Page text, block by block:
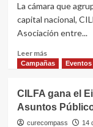
quedaron
10
puntos
debajo
de
inflación
La cámara que
capital nacional,
Asociación entre...
Leer másLeer
más
–
UE:
CILFA
Campañas Eventos
CILFA gana el
Asuntos
curecompass 14